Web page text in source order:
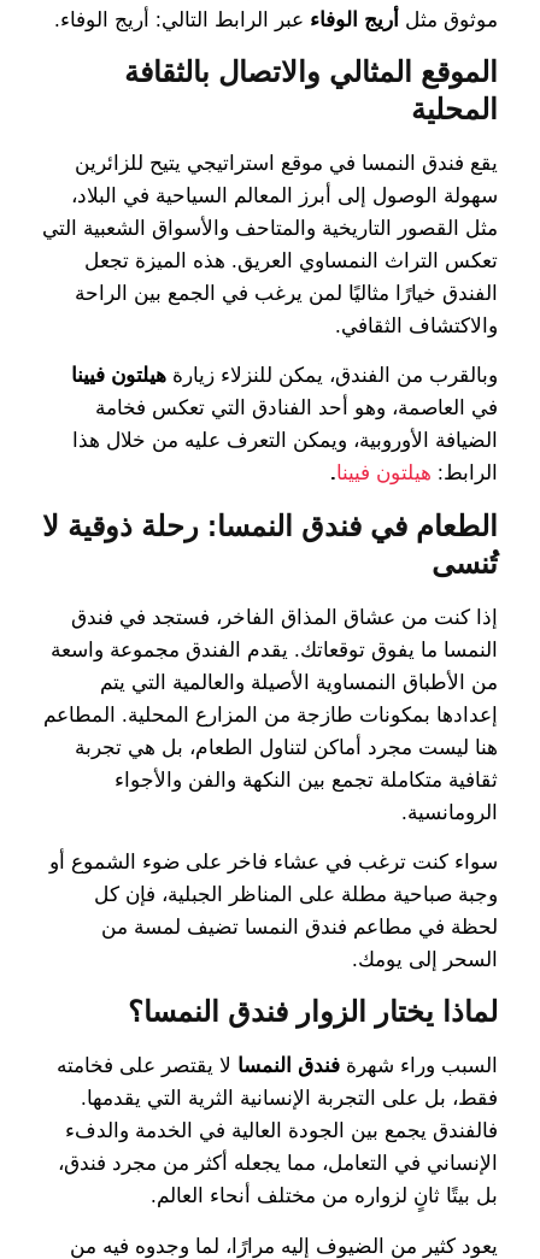
موثوق مثل أريج الوفاء عبر الرابط التالي: أريج الوفاء.
الموقع المثالي والاتصال بالثقافة
المحلية
يقع فندق النمسا في موقع استراتيجي يتيح للزائرين
سهولة الوصول إلى أبرز المعالم السياحية في البلاد،
مثل القصور التاريخية والمتاحف والأسواق الشعبية التي
تعكس التراث النمساوي العريق. هذه الميزة تجعل
الفندق خيارًا مثاليًا لمن يرغب في الجمع بين الراحة
والاكتشاف الثقافي.
وبالقرب من الفندق، يمكن للنزلاء زيارة هيلتون فيينا
في العاصمة، وهو أحد الفنادق التي تعكس فخامة
الضيافة الأوروبية، ويمكن التعرف عليه من خلال هذا
الرابط: هيلتون فيينا.
الطعام في فندق النمسا: رحلة ذوقية لا
تُنسى
إذا كنت من عشاق المذاق الفاخر، فستجد في فندق
النمسا ما يفوق توقعاتك. يقدم الفندق مجموعة واسعة
من الأطباق النمساوية الأصيلة والعالمية التي يتم
إعدادها بمكونات طازجة من المزارع المحلية. المطاعم
هنا ليست مجرد أماكن لتناول الطعام، بل هي تجربة
ثقافية متكاملة تجمع بين النكهة والفن والأجواء
الرومانسية.
سواء كنت ترغب في عشاء فاخر على ضوء الشموع أو
وجبة صباحية مطلة على المناظر الجبلية، فإن كل
لحظة في مطاعم فندق النمسا تضيف لمسة من
السحر إلى يومك.
لماذا يختار الزوار فندق النمسا؟
السبب وراء شهرة فندق النمسا لا يقتصر على فخامته
فقط، بل على التجربة الإنسانية الثرية التي يقدمها.
فالفندق يجمع بين الجودة العالية في الخدمة والدفء
الإنساني في التعامل، مما يجعله أكثر من مجرد فندق،
بل بيتًا ثانٍ لزواره من مختلف أنحاء العالم.
يعود كثير من الضيوف إليه مرارًا، لما وجدوه فيه من